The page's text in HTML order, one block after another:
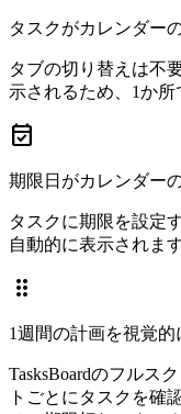
タスクがカレンダー
タブの切り替えは不
示されるため、1か所
event_available
期限日がカレンダー
タスクに期限を設定
自動的に表示されま
drag_indicator
1週間の計画を視覚的
TasksBoardのフルス
トごとにタスクを確